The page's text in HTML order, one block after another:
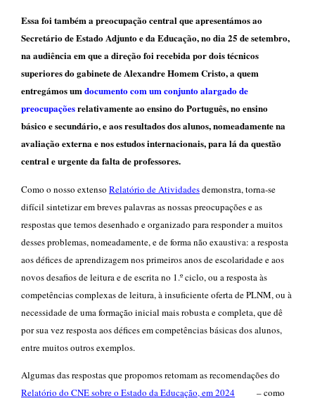
Essa foi também a preocupação central que apresentámos ao
Secretário de Estado Adjunto e da Educação, no dia 25 de setembro,
na audiência em que a direção foi recebida por dois técnicos
superiores do gabinete de Alexandre Homem Cristo, a quem
entregámos umdocumento com um conjunto alargado de
preocupaçõesrelativamente ao ensino do Português, no ensino
básico e secundário, e aos resultados dos alunos, nomeadamente na
avaliação externa e nos estudos internacionais, para lá da questão
central e urgente da falta de professores.
Como o nosso extenso Relatório de Atividadesdemonstra, torna-se
difícil sintetizar em breves palavras as nossas preocupações e as
respostas que temos desenhado e organizado para responder a muitos
desses problemas, nomeadamente, e de forma não exaustiva: a resposta
aos défices de aprendizagem nos primeiros anos de escolaridade e aos
novos desafios de leitura e de escrita no 1.º ciclo, ou a resposta às
competências complexas de leitura, à insuficiente oferta de PLNM, ou à
necessidade de uma formação inicial mais robusta e completa, que dê
por sua vez resposta aos défices em competências básicas dos alunos,
entre muitos outros exemplos.
Algumas das respostas que propomos retomam as recomendações do
Relatório do CNE sobre o Estado da Educação, em 2024
– como